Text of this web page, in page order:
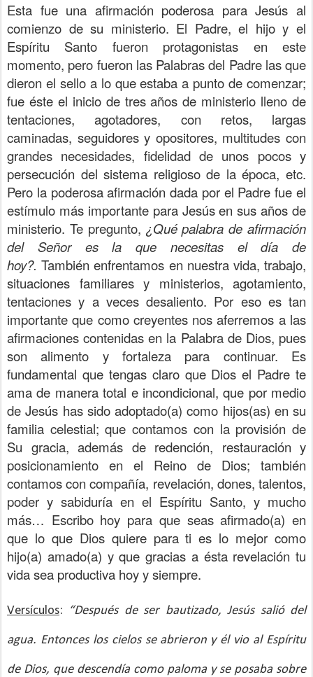
Esta fue una afirmación poderosa para Jesús al
comienzo de su ministerio. El Padre, el hijo y el
Espíritu Santo fueron protagonistas en este
momento, pero fueron las Palabras del Padre las que
dieron el sello a lo que estaba a punto de comenzar;
fue éste el inicio de tres años de ministerio lleno de
tentaciones, agotadores, con retos, largas
caminadas, seguidores y opositores, multitudes con
grandes necesidades, fidelidad de unos pocos y
persecución del sistema religioso de la época, etc.
Pero la poderosa afirmación dada por el Padre fue el
estímulo más importante para Jesús en sus años de
ministerio. Te pregunto, ¿Qué palabra de afirmación
del Señor es la que necesitas el día de
hoy?. También enfrentamos en nuestra vida, trabajo,
situaciones familiares y ministerios, agotamiento,
tentaciones y a veces desaliento. Por eso es tan
importante que como creyentes nos aferremos a las
afirmaciones contenidas en la Palabra de Dios, pues
son alimento y fortaleza para continuar. Es
fundamental que tengas claro que Dios el Padre te
ama de manera total e incondicional, que por medio
de Jesús has sido adoptado(a) como hijos(as) en su
familia celestial; que contamos con la provisión de
Su gracia, además de redención, restauración y
posicionamiento en el Reino de Dios; también
contamos con compañía, revelación, dones, talentos,
poder y sabiduría en el Espíritu Santo, y mucho
más… Escribo hoy para que seas afirmado(a) en
que lo que Dios quiere para ti es lo mejor como
hijo(a) amado(a) y que gracias a ésta revelación tu
vida sea productiva hoy y siempre.
Versículos: “Después de ser bautizado, Jesús salió del
agua. Entonces los cielos se abrieron y él vio al Espíritu
de Dios, que descendía como paloma y se posaba sobre